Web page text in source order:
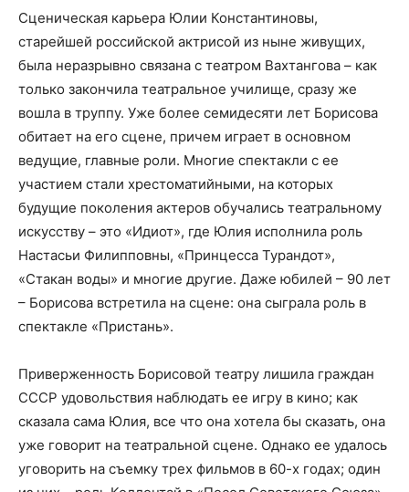
Сценическая карьера Юлии Константиновы,
старейшей российской актрисой из ныне живущих,
была неразрывно связана с театром Вахтангова – как
только закончила театральное училище, сразу же
вошла в труппу. Уже более семидесяти лет Борисова
обитает на его сцене, причем играет в основном
ведущие, главные роли. Многие спектакли с ее
участием стали хрестоматийными, на которых
будущие поколения актеров обучались театральному
искусству – это «Идиот», где Юлия исполнила роль
Настасьи Филипповны, «Принцесса Турандот»,
«Стакан воды» и многие другие. Даже юбилей – 90 лет
– Борисова встретила на сцене: она сыграла роль в
спектакле «Пристань».
Приверженность Борисовой театру лишила граждан
СССР удовольствия наблюдать ее игру в кино; как
сказала сама Юлия, все что она хотела бы сказать, она
уже говорит на театральной сцене. Однако ее удалось
уговорить на съемку трех фильмов в 60-х годах; один